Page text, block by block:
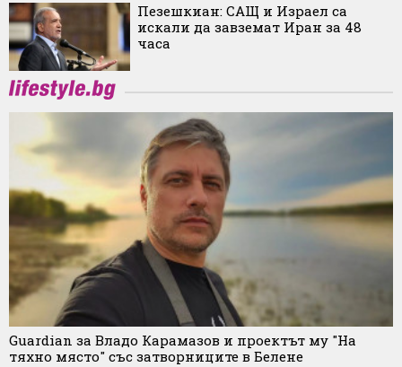
Пезешкиан: САЩ и Израел са
искали да завземат Иран за 48
часа
Guardian за Владо Карамазов и проектът му "На
тяхно място" със затворниците в Белене